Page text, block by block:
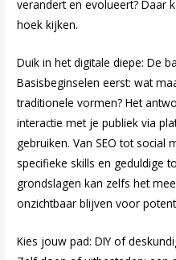
verandert en evolueert? Daar
hoek kijken.
Duik in het digitale diepe: De
Basisbeginselen eerst: wat
traditionele vormen? Het
interactie met je publiek via
gebruiken. Van SEO tot social
specifieke skills en geduldige
grondslagen kan zelfs het
onzichtbaar blijven voor
Kies jouw pad: DIY of